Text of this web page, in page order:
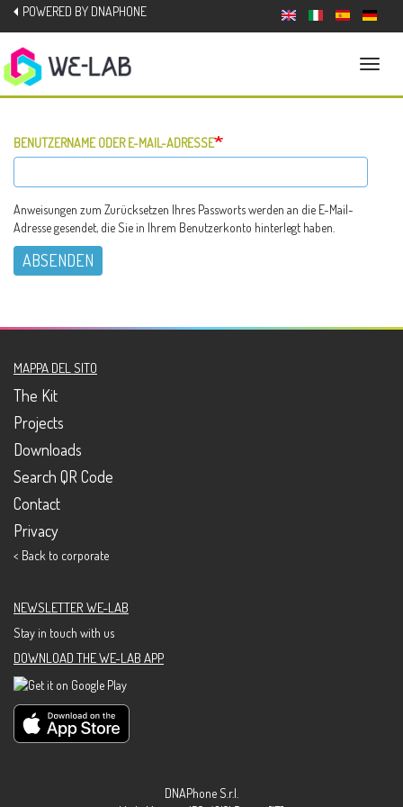
Direkt
Inhalt
POWERED BY DNAPHONE
BENUTZERNAME ODER E-MAIL-ADRESSE
Anweisungen zum Zurücksetzen Ihres Passworts werden an die E-Mail-
Adresse gesendet, die Sie in Ihrem Benutzerkonto hinterlegt haben.
ABSENDEN
MAPPA DEL SITO
The Kit
Projects
Downloads
Search QR Code
Contact
Privacy
< Back to corporate
NEWSLETTER WE-LAB
Stay in touch with us
DOWNLOAD THE WE-LAB APP
DNAPhone S.r.l.